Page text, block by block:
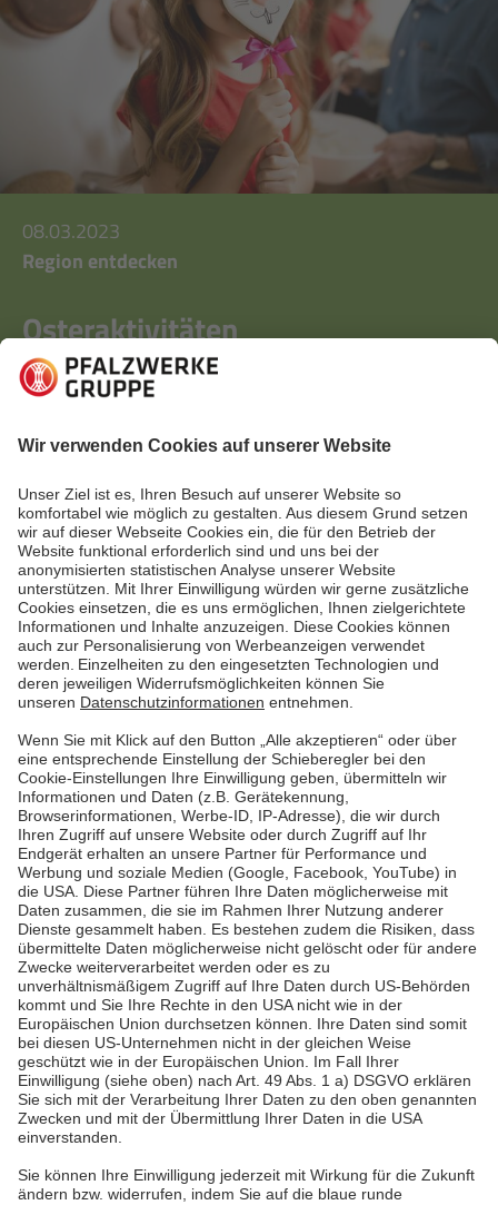
08.03.2023
Region entdecken
Osteraktivitäten
Klassische Aktivitäten wie Ostereier bemalen oder
euch zu öde? Hier zeigen wir euch Alternativen!
Mehr lesen
Mehr lesen
Erste Seite
Vorherige1 2 3 4
Letzte Seite
Pfalzwerke
Über uns & Autoren
Datenschutz
Impressum
Barrierefreiheit
Wir sind die Pfalzwerke: